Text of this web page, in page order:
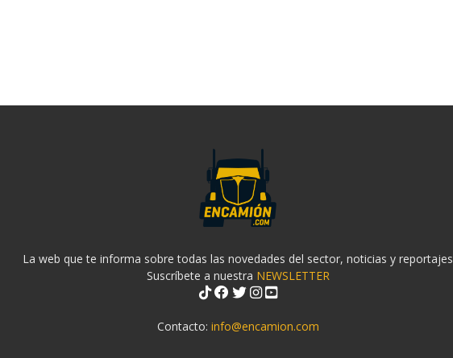
La web que te informa sobre todas las novedades del sector, noticias y reportajes
Suscríbete a nuestra NEWSLETTER
Contacto: info@encamion.com